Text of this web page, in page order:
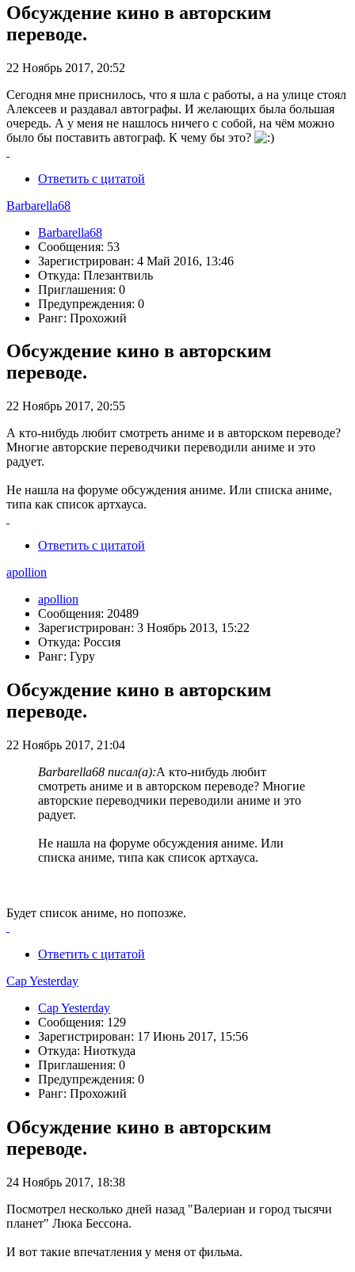
Обсуждение кино в авторским
переводе.
22 Ноябрь 2017, 20:52
Сегодня мне приснилось, что я шла с работы, а на улице стоял
Алексеев и раздавал автографы. И желающих была большая
очередь. А у меня не нашлось ничего с собой, на чём можно
было бы поставить автограф. К чему бы это?
Ответить с цитатой
Barbarella68
Barbarella68
Сообщения: 53
Зарегистрирован: 4 Май 2016, 13:46
Откуда: Плезантвиль
Приглашения: 0
Предупреждения: 0
Ранг: Прохожий
Обсуждение кино в авторским
переводе.
22 Ноябрь 2017, 20:55
А кто-нибудь любит смотреть аниме и в авторском переводе?
Многие авторские переводчики переводили аниме и это
радует.
Не нашла на форуме обсуждения аниме. Или списка аниме,
типа как список артхауса.
Ответить с цитатой
apollion
apollion
Сообщения: 20489
Зарегистрирован: 3 Ноябрь 2013, 15:22
Откуда: Россия
Ранг: Гуру
Обсуждение кино в авторским
переводе.
22 Ноябрь 2017, 21:04
Barbarella68 писал(а):А кто-нибудь любит
смотреть аниме и в авторском переводе? Многие
авторские переводчики переводили аниме и это
радует.
Не нашла на форуме обсуждения аниме. Или
списка аниме, типа как список артхауса.
Будет список аниме, но попозже.
Ответить с цитатой
Cap Yesterday
Cap Yesterday
Сообщения: 129
Зарегистрирован: 17 Июнь 2017, 15:56
Откуда: Ниоткуда
Приглашения: 0
Предупреждения: 0
Ранг: Прохожий
Обсуждение кино в авторским
переводе.
24 Ноябрь 2017, 18:38
Посмотрел несколько дней назад "Валериан и город тысячи
планет" Люка Бессона.
И вот такие впечатления у меня от фильма.